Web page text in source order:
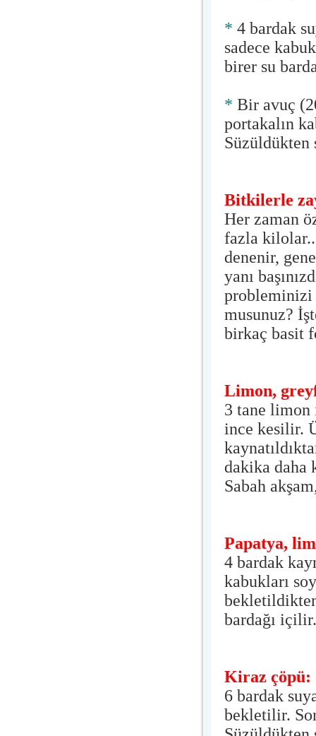
* 4 bardak
sadece
birer su
* Bir avuç
portakalın
Süzüldükten
Bitkilerle
Her zaman
fazla
denenir,
yanı
probleminizi
musunuz?
birkaç basit
Limon,
3 tane limon
ince kesilir.
dakika daha
Sabah
Papatya,
4 bardak
kabukları
bardağı
Kiraz çöpü:
6 bardak
bekletilir.